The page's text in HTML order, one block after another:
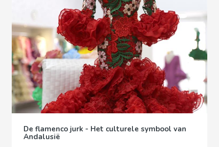
De flamenco jurk - Het culturele symbool van
Andalusië